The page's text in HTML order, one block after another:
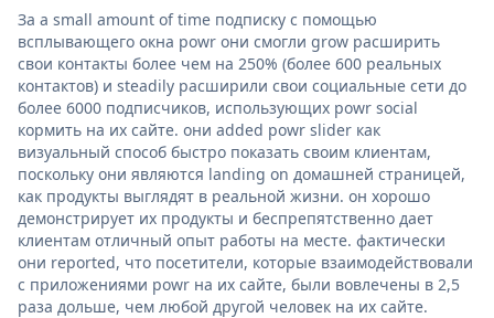
За a small amount of time подписку с помощью
всплывающего окна powr они смогли grow расширить
свои контакты более чем на 250% (более 600 реальных
контактов) и steadily расширили свои социальные сети до
более 6000 подписчиков, использующих powr social
кормить на их сайте. они added powr slider как
визуальный способ быстро показать своим клиентам,
поскольку они являются landing on домашней страницей,
как продукты выглядят в реальной жизни. он хорошо
демонстрирует их продукты и беспрепятственно дает
клиентам отличный опыт работы на месте. фактически
они reported, что посетители, которые взаимодействовали
с приложениями powr на их сайте, были вовлечены в 2,5
раза дольше, чем любой другой человек на их сайте.